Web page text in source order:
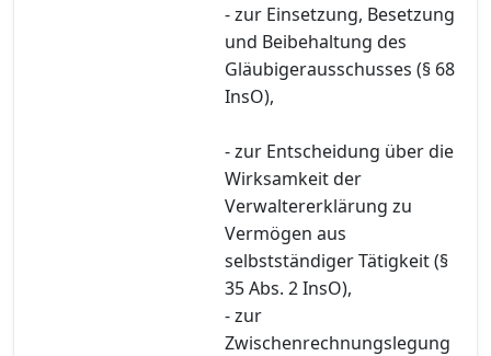
- zur Einsetzung, Besetzung
und Beibehaltung des
Gläubigerausschusses (§ 68
InsO),
- zur Entscheidung über die
Wirksamkeit der
Verwaltererklärung zu
Vermögen aus
selbstständiger Tätigkeit (§
35 Abs. 2 InsO),
- zur
Zwischenrechnungslegung